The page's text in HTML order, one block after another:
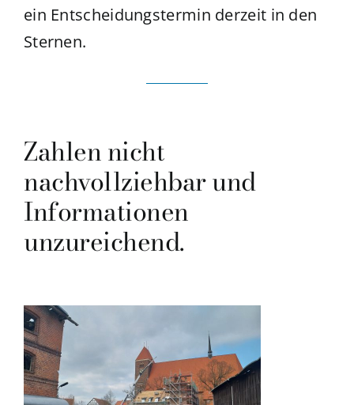
ein Entscheidungstermin derzeit in den
Sternen.
Zahlen nicht
nachvollziehbar und
Informationen
unzureichend.